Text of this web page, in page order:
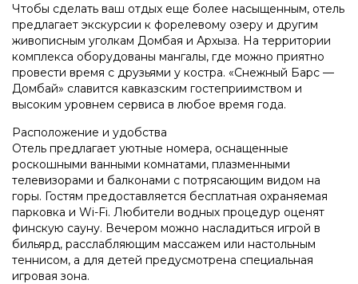
Чтобы сделать ваш отдых еще более насыщенным, отель
предлагает экскурсии к форелевому озеру и другим
живописным уголкам Домбая и Архыза. На территории
комплекса оборудованы мангалы, где можно приятно
провести время с друзьями у костра. «Снежный Барс —
Домбай» славится кавказским гостеприимством и
высоким уровнем сервиса в любое время года.
Расположение и удобства
Отель предлагает уютные номера, оснащенные
роскошными ванными комнатами, плазменными
телевизорами и балконами с потрясающим видом на
горы. Гостям предоставляется бесплатная охраняемая
парковка и Wi-Fi. Любители водных процедур оценят
финскую сауну. Вечером можно насладиться игрой в
бильярд, расслабляющим массажем или настольным
теннисом, а для детей предусмотрена специальная
игровая зона.